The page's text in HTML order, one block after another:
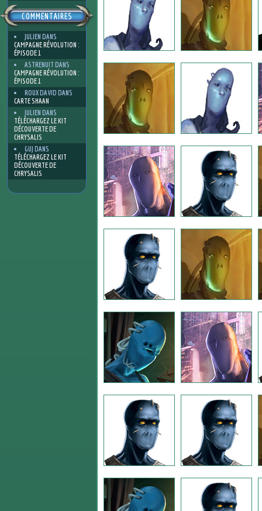
COMMENTAIRES
JULIEN DANS
CAMPAGNE RÉVOLUTION :
ÉPISODE 1
ASTRENUIT DANS
CAMPAGNE RÉVOLUTION :
ÉPISODE 1
ROUX DAVID DANS
CARTE SHAAN
JULIEN DANS
TÉLÉCHARGEZ LE KIT
DÉCOUVERTE DE
CHRYSALIS
GUJ DANS
TÉLÉCHARGEZ LE KIT
DÉCOUVERTE DE
CHRYSALIS